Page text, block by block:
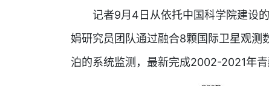
记者9月4日从依托中国科学院建设的
娟研究员团队通过融合8颗国际卫星观测
泊的系统监测，最新完成2002-2021年